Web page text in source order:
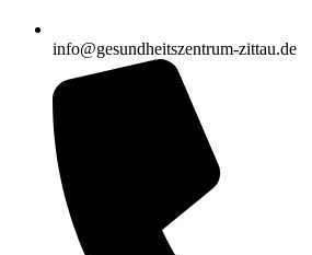
info@gesundheitszentrum-zittau.de